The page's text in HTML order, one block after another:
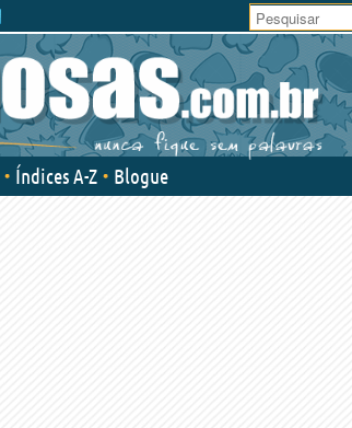
Índices A-Z Blogue